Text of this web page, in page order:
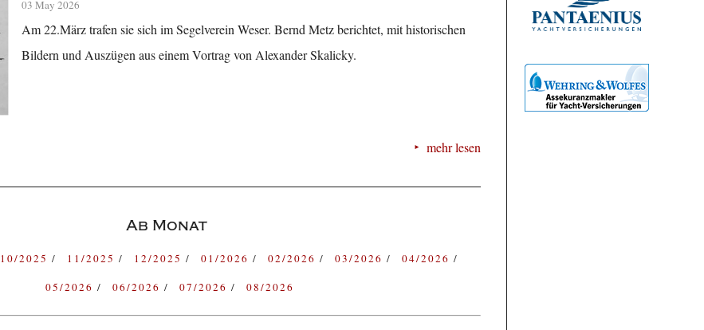
03 May 2026
Am 22.März trafen sie sich im Segelverein Weser. Bernd Metz berichtet, mit historischen
Bildern und Auszügen aus einem Vortrag von Alexander Skalicky.
mehr lesen
Ab Monat
10/2025 11/2025 12/2025 01/2026 02/2026 03/2026
04/2026
05/2026
06/2026 07/2026 08/2026